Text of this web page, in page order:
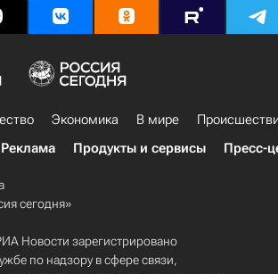
Экономика В мире
Реклама Продукты и сервисы Пресс-
сегодня»
Новости зарегистрировано
по надзору в сфере связи,